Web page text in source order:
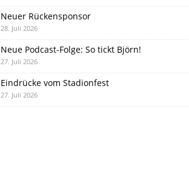
Neuer Rückensponsor
28. Juli 2026
Neue Podcast-Folge: So tickt Björn!
27. Juli 2026
Eindrücke vom Stadionfest
27. Juli 2026